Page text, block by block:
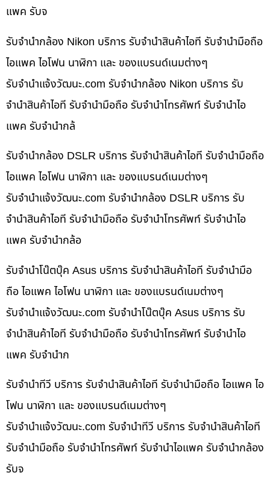
แพค รับจ
รับจำนำกล้อง Nikon บริการ รับจำนำสินค้าไอที รับจำนำมือถือ
ไอแพค ไอโฟน นาฬิกา และ ของแบรนด์เนมต่างๆ
รับจํานําแจ้งวัฒนะ.com รับจำนำกล้อง Nikon บริการ รับ
จำนำสินค้าไอที รับจำนำมือถือ รับจำนำโทรศัพท์ รับจำนำไอ
แพค รับจำนำกล้
รับจำนำกล้อง DSLR บริการ รับจำนำสินค้าไอที รับจำนำมือถือ
ไอแพค ไอโฟน นาฬิกา และ ของแบรนด์เนมต่างๆ
รับจํานําแจ้งวัฒนะ.com รับจำนำกล้อง DSLR บริการ รับ
จำนำสินค้าไอที รับจำนำมือถือ รับจำนำโทรศัพท์ รับจำนำไอ
แพค รับจำนำกล้อ
รับจำนำโน๊ตบุ๊ค Asus บริการ รับจำนำสินค้าไอที รับจำนำมือ
ถือ ไอแพค ไอโฟน นาฬิกา และ ของแบรนด์เนมต่างๆ
รับจํานําแจ้งวัฒนะ.com รับจำนำโน๊ตบุ๊ค Asus บริการ รับ
จำนำสินค้าไอที รับจำนำมือถือ รับจำนำโทรศัพท์ รับจำนำไอ
แพค รับจำนำก
รับจำนำทีวี บริการ รับจำนำสินค้าไอที รับจำนำมือถือ ไอแพค ไอ
โฟน นาฬิกา และ ของแบรนด์เนมต่างๆ
รับจํานําแจ้งวัฒนะ.com รับจำนำทีวี บริการ รับจำนำสินค้าไอที
รับจำนำมือถือ รับจำนำโทรศัพท์ รับจำนำไอแพค รับจำนำกล้อง
รับจ